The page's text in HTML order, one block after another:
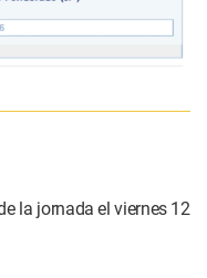
la jornada el viernes 12